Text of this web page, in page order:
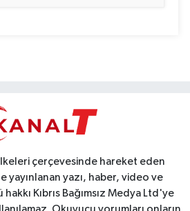
çerçevesinde hareket eden
yayınlanan yazı, haber, video ve
Kıbrıs Bağımsız Medya Ltd'ye